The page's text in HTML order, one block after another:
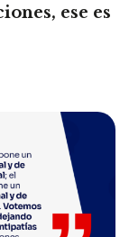
ese es